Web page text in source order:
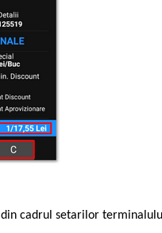
din cadrul setarilor